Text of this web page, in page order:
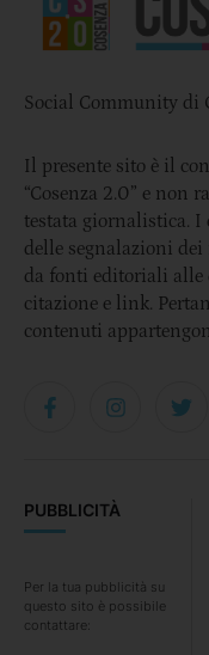
PUBBLICITÀ
Per la tua pubblicità su
questo sito è possibile
contattare:
Social Community di
Il presente sito è il
“Cosenza 2.0” e non
testata giornalistica.
delle segnalazioni
da fonti editoriali alle
citazione e link.
contenuti